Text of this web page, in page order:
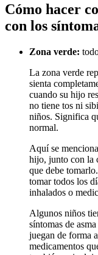
Cómo hacer
con los
Zona verde:
La zona verde
sienta
cuando su hijo
no tiene tos ni
niños. Significa
normal.
Aquí se
hijo, junto con la
que debe
tomar todos los
inhalados o
Algunos niños
síntomas de
juegan de forma
medicamentos